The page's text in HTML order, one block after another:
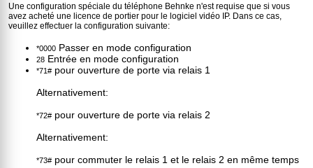
Une configuration spéciale du téléphone Behnke n'est requise que si vous
avez acheté une licence de portier pour le logiciel vidéo IP. Dans ce cas,
veuillez effectuer la configuration suivante:
*0000 Passer en mode configuration
28 Entrée en mode configuration
*71# pour ouverture de porte via relais 1
Alternativement:
*72# pour ouverture de porte via relais 2
Alternativement:
*73# pour commuter le relais 1 et le relais 2 en même temps